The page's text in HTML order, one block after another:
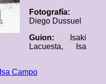
Fotografía:
Diego Dussuel
Guion:
Isaki
Lacuesta, Isa
Isa Campo